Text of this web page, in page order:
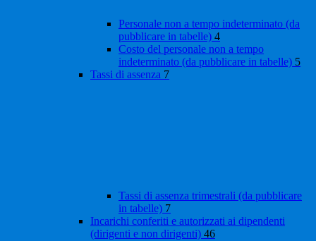
Personale non a tempo indeterminato (da
pubblicare in tabelle) 4
Costo del personale non a tempo
indeterminato (da pubblicare in tabelle) 5
Tassi di assenza 7
Tassi di assenza trimestrali (da pubblicare
in tabelle) 7
Incarichi conferiti e autorizzati ai dipendenti
(dirigenti e non dirigenti) 46